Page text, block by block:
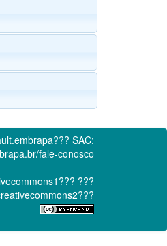
SAC:
fale-conosco
???